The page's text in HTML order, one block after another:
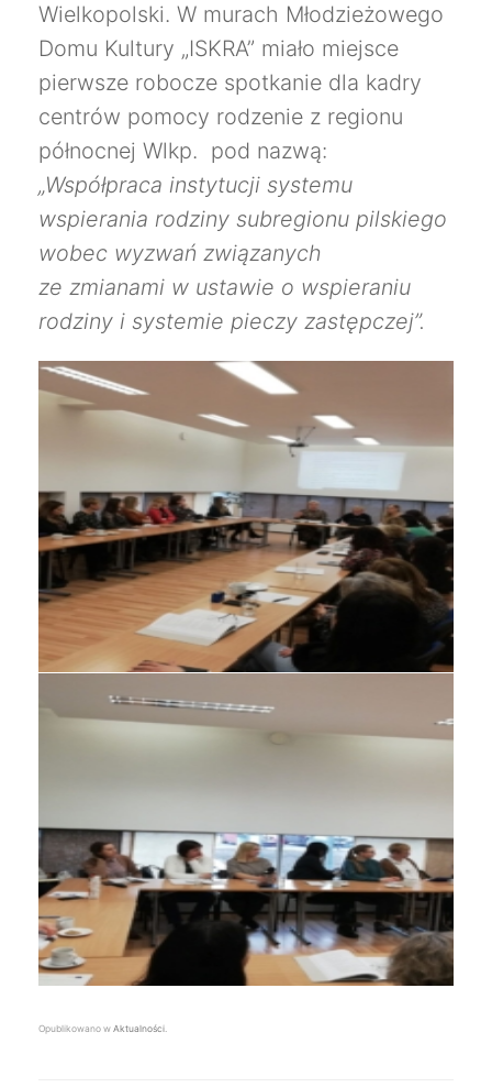
Wielkopolski. W murach Młodzieżowego
Domu Kultury „ISKRA” miało miejsce
pierwsze robocze spotkanie dla kadry
centrów pomocy rodzenie z regionu
północnej Wlkp. pod nazwą:
„Współpraca instytucji systemu
wspierania rodziny subregionu pilskiego
wobec wyzwań związanych
ze zmianami w ustawie o wspieraniu
rodziny i systemie pieczy zastępczej”.
Opublikowano w Aktualności